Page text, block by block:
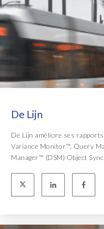
De Lijn
De Lijn améliore ses
Variance Monitor™, Query
Manager™ (DSM) Object